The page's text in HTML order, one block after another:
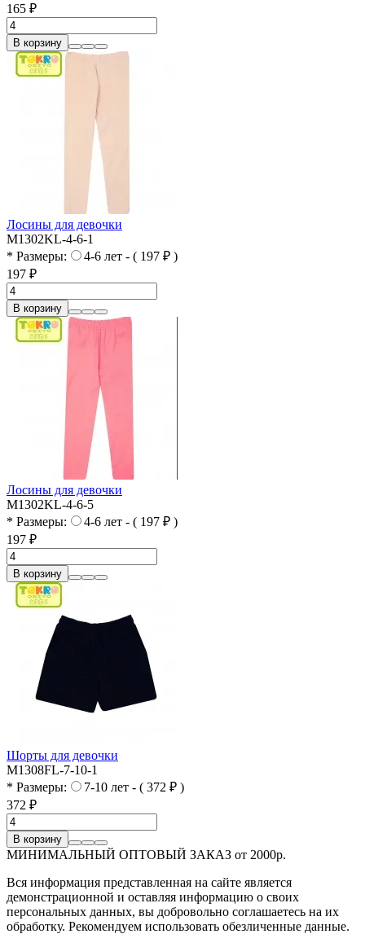
165 ₽
В корзину
Лосины для девочки
M1302KL-4-6-1
* Размеры:
4-6 лет - ( 197 ₽ )
197 ₽
В корзину
Лосины для девочки
M1302KL-4-6-5
* Размеры:
4-6 лет - ( 197 ₽ )
197 ₽
В корзину
Шорты для девочки
M1308FL-7-10-1
* Размеры:
7-10 лет - ( 372 ₽ )
372 ₽
В корзину
МИНИМАЛЬНЫЙ ОПТОВЫЙ ЗАКАЗ от 2000р.
Вся информация представленная на сайте является
демонстрационной и оставляя информацию о своих
персональных данных, вы добровольно соглашаетесь на их
обработку. Рекомендуем использовать обезличенные данные.